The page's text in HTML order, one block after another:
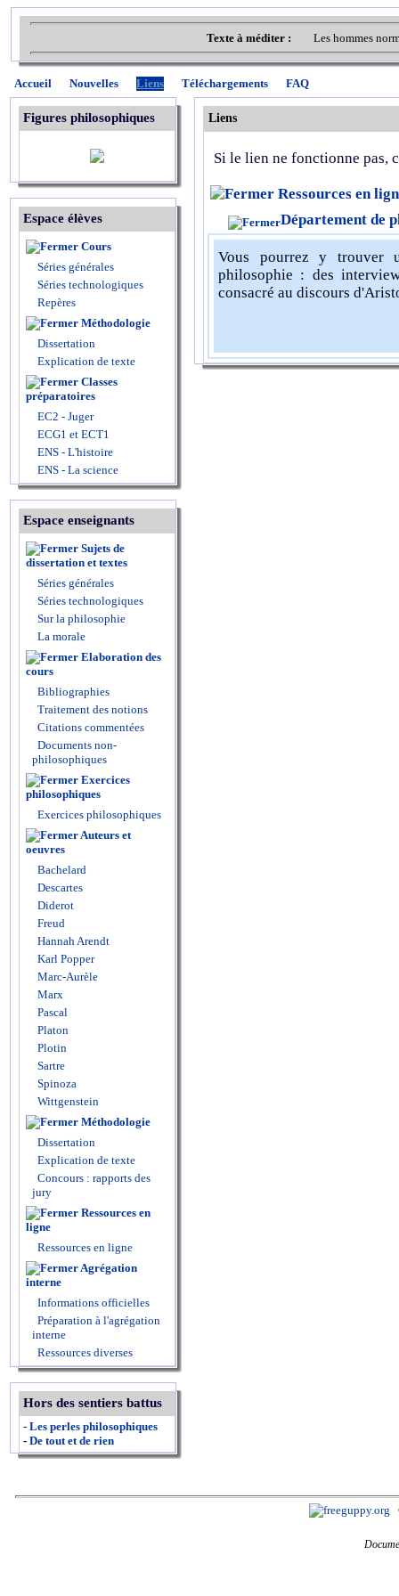
Texte à méditer : Les hommes
Accueil Nouvelles Liens Téléchargements FAQ
Figures philosophiques
Espace élèves
Cours
Séries générales
Séries technologiques
Repères
Méthodologie
Dissertation
Explication de texte
Classes
préparatoires
EC2 - Juger
ECG1 et ECT1
ENS - L'histoire
ENS - La science
Espace enseignants
Sujets de
dissertation et textes
Séries générales
Séries technologiques
Sur la philosophie
La morale
Elaboration des
cours
Bibliographies
Traitement des notions
Citations commentées
Documents non-
philosophiques
Exercices
philosophiques
Exercices philosophiques
Auteurs et
oeuvres
Bachelard
Descartes
Diderot
Freud
Hannah Arendt
Karl Popper
Marc-Aurèle
Marx
Pascal
Platon
Plotin
Sartre
Spinoza
Wittgenstein
Méthodologie
Dissertation
Explication de texte
Concours : rapports des
jury
Ressources en
ligne
Ressources en ligne
Agrégation
interne
Informations officielles
Préparation à l'agrégation
interne
Ressources diverses
Hors des sentiers battus
- Les perles philosophiques
- De tout et de rien
Liens
Si le lien ne fonctionne pas,
Ressources en
Département de
Vous pourrez y trouver
philosophie : des
consacré au discours